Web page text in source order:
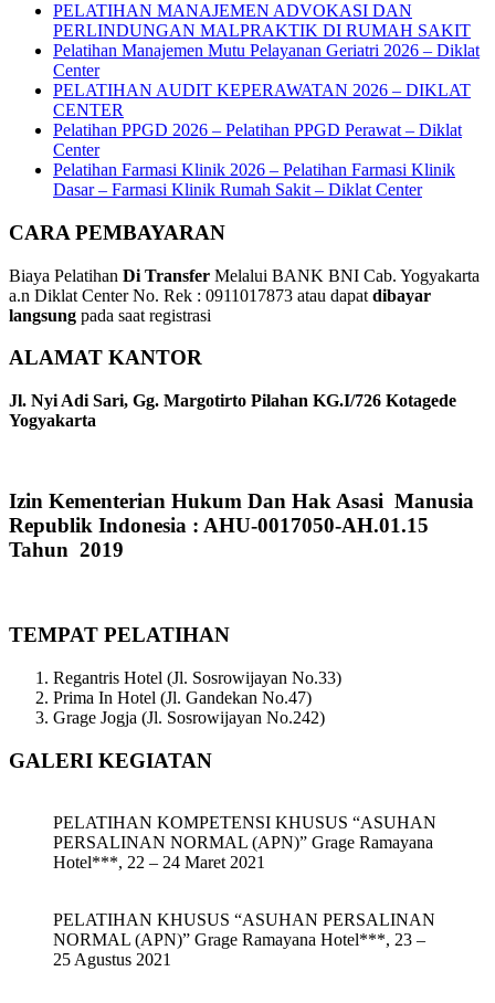
PELATIHAN MANAJEMEN ADVOKASI DAN
PERLINDUNGAN MALPRAKTIK DI RUMAH SAKIT
Pelatihan Manajemen Mutu Pelayanan Geriatri 2026 – Diklat
Center
PELATIHAN AUDIT KEPERAWATAN 2026 – DIKLAT
CENTER
Pelatihan PPGD 2026 – Pelatihan PPGD Perawat – Diklat
Center
Pelatihan Farmasi Klinik 2026 – Pelatihan Farmasi Klinik
Dasar – Farmasi Klinik Rumah Sakit – Diklat Center
CARA PEMBAYARAN
Biaya Pelatihan Di Transfer Melalui BANK BNI Cab. Yogyakarta
a.n Diklat Center No. Rek : 0911017873 atau dapat dibayar
langsung pada saat registrasi
ALAMAT KANTOR
Jl. Nyi Adi Sari, Gg. Margotirto Pilahan KG.I/726 Kotagede
Yogyakarta
Izin Kementerian Hukum Dan Hak Asasi Manusia
Republik Indonesia : AHU-0017050-AH.01.15
Tahun 2019
TEMPAT PELATIHAN
Regantris Hotel (Jl. Sosrowijayan No.33)
Prima In Hotel (Jl. Gandekan No.47)
Grage Jogja (Jl. Sosrowijayan No.242)
GALERI KEGIATAN
PELATIHAN KOMPETENSI KHUSUS “ASUHAN
PERSALINAN NORMAL (APN)” Grage Ramayana
Hotel***, 22 – 24 Maret 2021
PELATIHAN KHUSUS “ASUHAN PERSALINAN
NORMAL (APN)” Grage Ramayana Hotel***, 23 –
25 Agustus 2021